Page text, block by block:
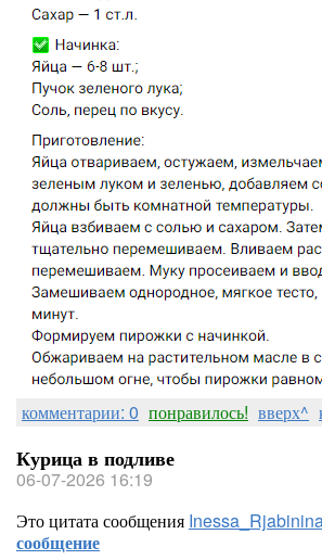
комментарии: 0 понравилось! вверх^
Курица в подливе
06-07-2026 16:19
Это цитата сообщения
сообщение